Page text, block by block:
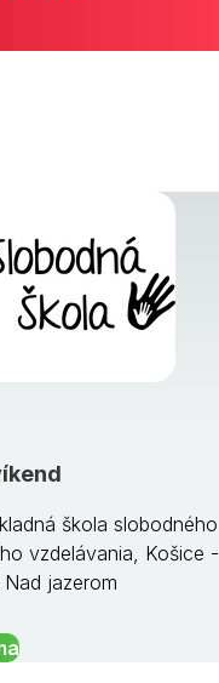
škola slobodného
vzdelávania, Košice -
jazerom